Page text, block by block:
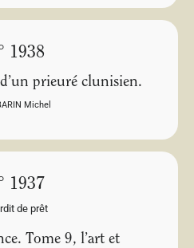
1938
prieuré clunisien.
Michel
1937
de prêt
Tome 9, l’art et